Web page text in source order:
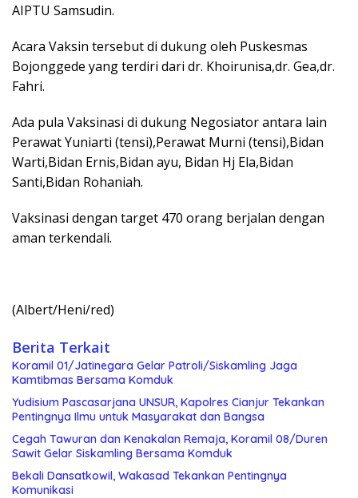
AIPTU Samsudin.
Acara Vaksin tersebut di dukung oleh Puskesmas
Bojonggede yang terdiri dari dr. Khoirunisa,dr. Gea,dr.
Fahri.
Ada pula Vaksinasi di dukung Negosiator antara lain
Perawat Yuniarti (tensi),Perawat Murni (tensi),Bidan
Warti,Bidan Ernis,Bidan ayu, Bidan Hj Ela,Bidan
Santi,Bidan Rohaniah.
Vaksinasi dengan target 470 orang berjalan dengan
aman terkendali.
(Albert/Heni/red)
Berita Terkait
Koramil 01/Jatinegara Gelar Patroli/Siskamling Jaga
Kamtibmas Bersama Komduk
Yudisium Pascasarjana UNSUR, Kapolres Cianjur Tekankan
Pentingnya Ilmu untuk Masyarakat dan Bangsa
Cegah Tawuran dan Kenakalan Remaja, Koramil 08/Duren
Sawit Gelar Siskamling Bersama Komduk
Bekali Dansatkowil, Wakasad Tekankan Pentingnya
Komunikasi